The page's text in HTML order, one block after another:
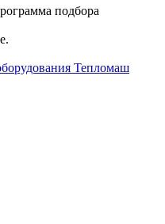
подбора
Тепломаш